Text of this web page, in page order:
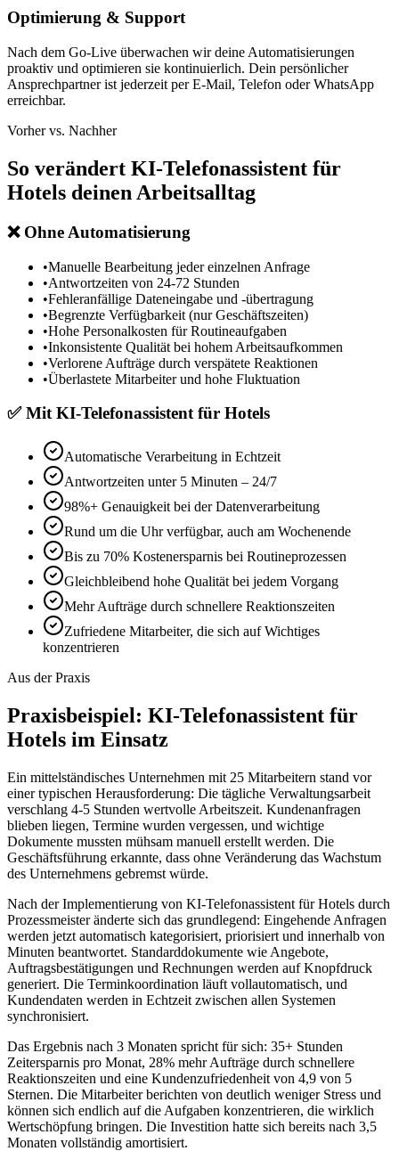
Optimierung & Support
Nach dem Go-Live überwachen wir deine Automatisierungen
proaktiv und optimieren sie kontinuierlich. Dein persönlicher
Ansprechpartner ist jederzeit per E-Mail, Telefon oder WhatsApp
erreichbar.
Vorher vs. Nachher
So verändert KI-Telefonassistent für
Hotels deinen Arbeitsalltag
❌Ohne Automatisierung
•Manuelle Bearbeitung jeder einzelnen Anfrage
•Antwortzeiten von 24-72 Stunden
•Fehleranfällige Dateneingabe und -übertragung
•Begrenzte Verfügbarkeit (nur Geschäftszeiten)
•Hohe Personalkosten für Routineaufgaben
•Inkonsistente Qualität bei hohem Arbeitsaufkommen
•Verlorene Aufträge durch verspätete Reaktionen
•Überlastete Mitarbeiter und hohe Fluktuation
✅MitKI-Telefonassistent für Hotels
Automatische Verarbeitung in Echtzeit
Antwortzeiten unter 5 Minuten – 24/7
98%+ Genauigkeit bei der Datenverarbeitung
Rund um die Uhr verfügbar, auch am Wochenende
Bis zu 70% Kostenersparnis bei Routineprozessen
Gleichbleibend hohe Qualität bei jedem Vorgang
Mehr Aufträge durch schnellere Reaktionszeiten
Zufriedene Mitarbeiter, die sich auf Wichtiges
konzentrieren
Aus der Praxis
Praxisbeispiel: KI-Telefonassistent für
Hotels im Einsatz
Ein mittelständisches Unternehmen mit 25 Mitarbeitern stand vor
einer typischen Herausforderung: Die tägliche Verwaltungsarbeit
verschlang 4-5 Stunden wertvolle Arbeitszeit. Kundenanfragen
blieben liegen, Termine wurden vergessen, und wichtige
Dokumente mussten mühsam manuell erstellt werden. Die
Geschäftsführung erkannte, dass ohne Veränderung das Wachstum
des Unternehmens gebremst würde.
Nach der Implementierung von KI-Telefonassistent für Hotels durch
Prozessmeister änderte sich das grundlegend: Eingehende Anfragen
werden jetzt automatisch kategorisiert, priorisiert und innerhalb von
Minuten beantwortet. Standarddokumente wie Angebote,
Auftragsbestätigungen und Rechnungen werden auf Knopfdruck
generiert. Die Terminkoordination läuft vollautomatisch, und
Kundendaten werden in Echtzeit zwischen allen Systemen
synchronisiert.
Das Ergebnis nach 3 Monaten spricht für sich: 35+ Stunden
Zeitersparnis pro Monat, 28% mehr Aufträge durch schnellere
Reaktionszeiten und eine Kundenzufriedenheit von 4,9 von 5
Sternen. Die Mitarbeiter berichten von deutlich weniger Stress und
können sich endlich auf die Aufgaben konzentrieren, die wirklich
Wertschöpfung bringen. Die Investition hatte sich bereits nach 3,5
Monaten vollständig amortisiert.